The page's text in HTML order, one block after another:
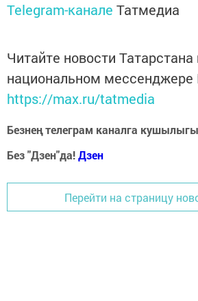
Telegram-канале Татмедиа
Читайте новости Татарстана
национальном мессенджере
https://max.ru/tatmedia
Безнең телеграм каналга
Без "Дзен"да!Дзен
Перейти на страницу